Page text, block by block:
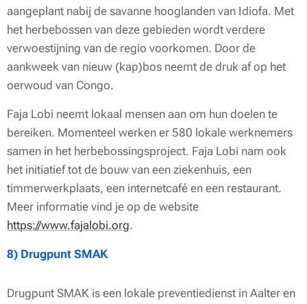
aangeplant nabij de savanne hooglanden van Idiofa. Met
het herbebossen van deze gebieden wordt verdere
verwoestijning van de regio voorkomen. Door de
aankweek van nieuw (kap)bos neemt de druk af op het
oerwoud van Congo.
Faja Lobi neemt lokaal mensen aan om hun doelen te
bereiken. Momenteel werken er 580 lokale werknemers
samen in het herbebossingsproject. Faja Lobi nam ook
het initiatief tot de bouw van een ziekenhuis, een
timmerwerkplaats, een internetcafé en een restaurant.
Meer informatie vind je op de website
https://www.fajalobi.org.
8) Drugpunt SMAK
Drugpunt SMAK is een lokale preventiedienst in Aalter en